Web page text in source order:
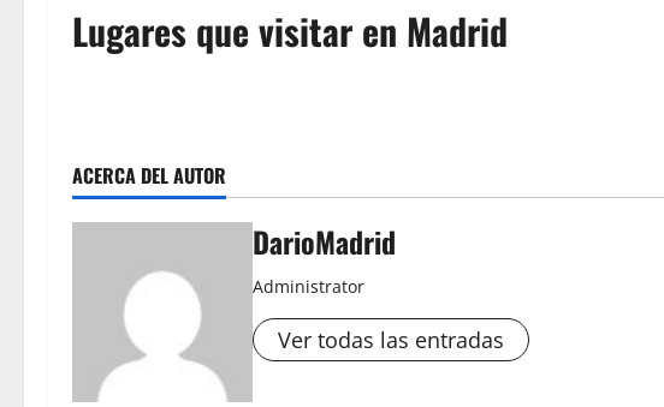
Lugares que visitar en Madrid
ACERCA DEL AUTOR
DarioMadrid
Administrator
Ver todas las entradas